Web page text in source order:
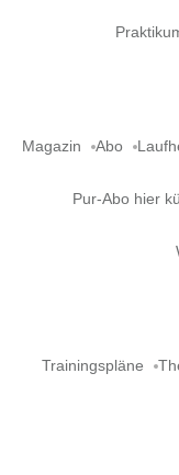
Magazin Abo
Pur-Abo hier
Trainingspläne